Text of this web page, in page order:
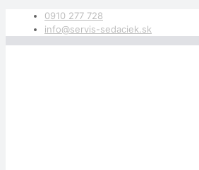
0910 277 728
info@servis-sedaciek.sk